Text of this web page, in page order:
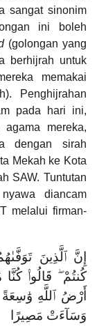
sangat sinonim
ini boleh
(golongan yang
berhijrah untuk
memakai
Penghijrahan
pada hari ini,
mereka,
dengan sirah
Mekah ke Kota
SAW. Tuntutan
diancam
melalui firman-
إِنَّ ٱلَّذِينَ
كُنتُمْ ۖ قَالُوا۟
أَرْضُ ٱللَّهِ وَٰسِعَةً
وَسَآءَتْ مَصِيرًا